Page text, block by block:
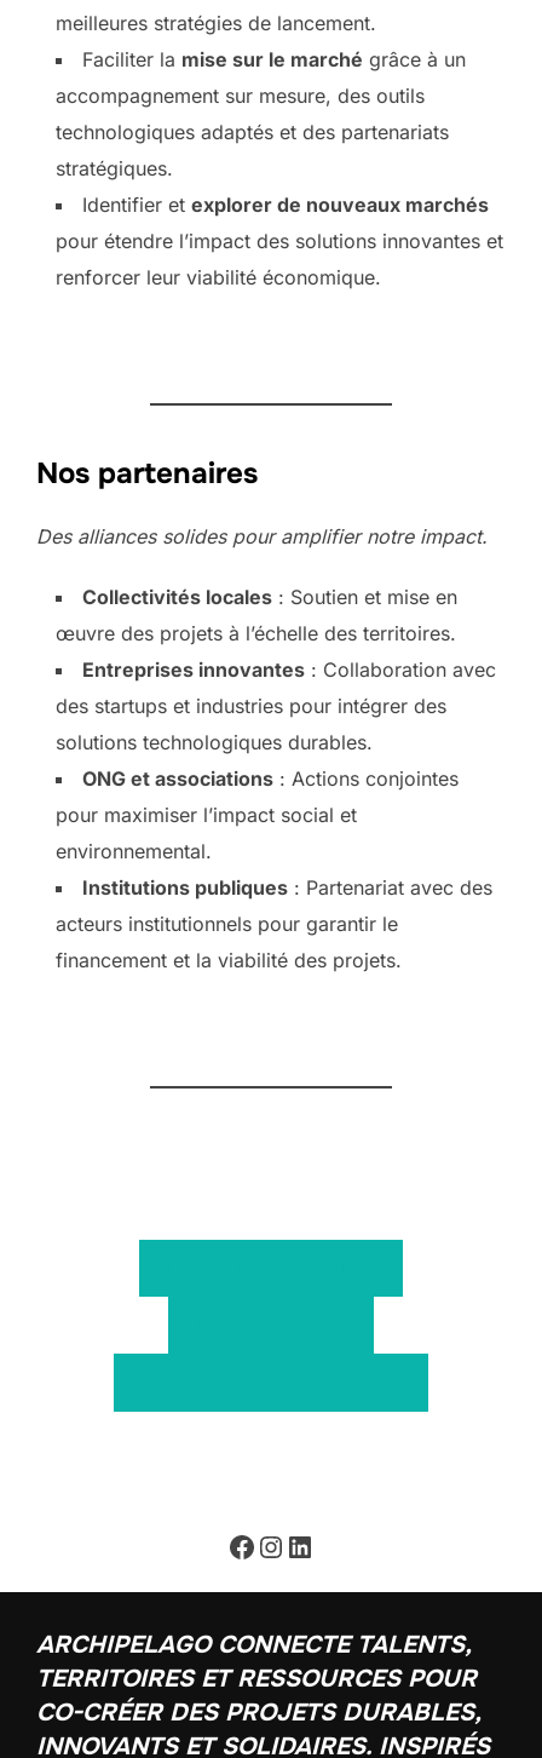
meilleures stratégies de lancement.
Faciliter la mise sur le marché grâce à un
accompagnement sur mesure, des outils
technologiques adaptés et des partenariats
stratégiques.
Identifier et explorer de nouveaux marchés
pour étendre l’impact des solutions innovantes et
renforcer leur viabilité économique.
Nos partenaires
Des alliances solides pour amplifier notre impact.
Collectivités locales : Soutien et mise en
œuvre des projets à l’échelle des territoires.
Entreprises innovantes : Collaboration avec
des startups et industries pour intégrer des
solutions technologiques durables.
ONG et associations : Actions conjointes
pour maximiser l’impact social et
environnemental.
Institutions publiques : Partenariat avec des
acteurs institutionnels pour garantir le
financement et la viabilité des projets.
Facebook
Instagram
LinkedIn
ARCHIPELAGO CONNECTE TALENTS,
TERRITOIRES ET RESSOURCES POUR
CO-CRÉER DES PROJETS DURABLES,
INNOVANTS ET SOLIDAIRES. INSPIRÉS